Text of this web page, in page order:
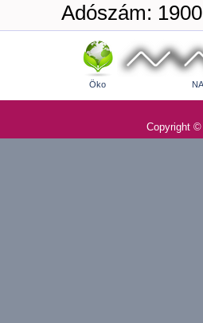
Adószám:
Öko
Copyright